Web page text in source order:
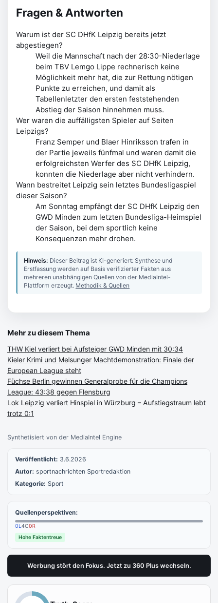
Synthetisiert von der MediaIntel Engine
Veröffentlicht: 3.6.2026
Autor: sportnachrichten Sportredaktion
Kategorie: Sport
Quellenperspektiven:
0L4C0R
Hohe Faktentreue
Werbung stört den Fokus. Jetzt zu 360 Plus wechseln.
Fragen & Antworten
Warum ist der SC DHfK Leipzig bereits jetzt
abgestiegen?
Weil die Mannschaft nach der 28:30-Niederlage
beim TBV Lemgo Lippe rechnerisch keine
Möglichkeit mehr hat, die zur Rettung nötigen
Punkte zu erreichen, und damit als
Tabellenletzter den ersten feststehenden
Abstieg der Saison hinnehmen muss.
Wer waren die auffälligsten Spieler auf Seiten
Leipzigs?
Franz Semper und Blaer Hinriksson trafen in
der Partie jeweils fünfmal und waren damit die
erfolgreichsten Werfer des SC DHfK Leipzig,
konnten die Niederlage aber nicht verhindern.
Wann bestreitet Leipzig sein letztes Bundesligaspiel
dieser Saison?
Am Sonntag empfängt der SC DHfK Leipzig den
GWD Minden zum letzten Bundesliga-Heimspiel
der Saison, bei dem sportlich keine
Konsequenzen mehr drohen.
Hinweis: Dieser Beitrag ist KI-generiert: Synthese und
Erstfassung werden auf Basis verifizierter Fakten aus
mehreren unabhängigen Quellen von der MediaIntel-
Plattform erzeugt. Methodik & Quellen
Mehr zu diesem Thema
THW Kiel verliert bei Aufsteiger GWD Minden mit 30:34
Kieler Krimi und Melsunger Machtdemonstration: Finale der
European League steht
Füchse Berlin gewinnen Generalprobe für die Champions
League: 43:38 gegen Flensburg
Lok Leipzig verliert Hinspiel in Würzburg – Aufstiegstraum lebt
trotz 0:1